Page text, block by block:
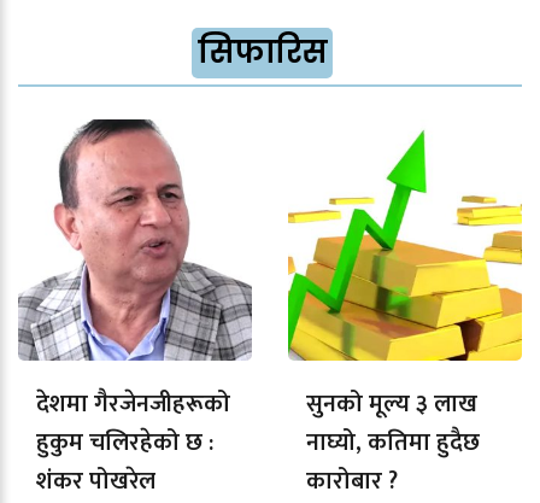
सिफारिस
देशमा गैरजेनजीहरूको
हुकुम चलिरहेको छ :
शंकर पोखरेल
सुनको मूल्य ३ लाख
नाघ्यो, कतिमा हुदैछ
कारोबार ?